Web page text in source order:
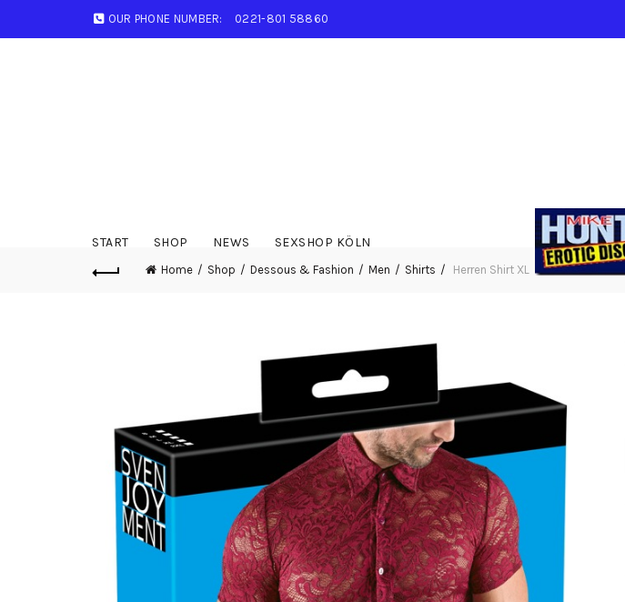
OUR PHONE NUMBER: 0221-801 58860
START SHOP NEWS SEXSHOP KÖLN
Home Shop Dessous & Fashion Men Shirts Herren Shirt XL